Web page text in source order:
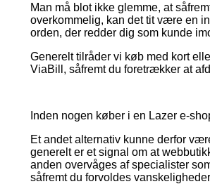
Man må blot ikke glemme, at
overkommelig, kan det tit være en
orden, der redder dig som kunde
Generelt tilråder vi køb med kort
ViaBill, såfremt du foretrækker at
Inden nogen køber i en Lazer e-
Et andet alternativ kunne derfor
generelt er et signal om at
anden overvåges af specialister
såfremt du forvoldes